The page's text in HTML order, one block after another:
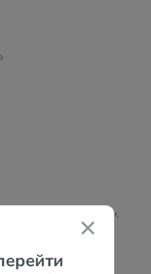
бассейн, две джакузи,
солярий, казино.